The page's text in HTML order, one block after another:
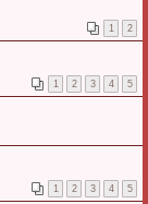
1 2
1 2 3 4 5
1 2 3 4 5